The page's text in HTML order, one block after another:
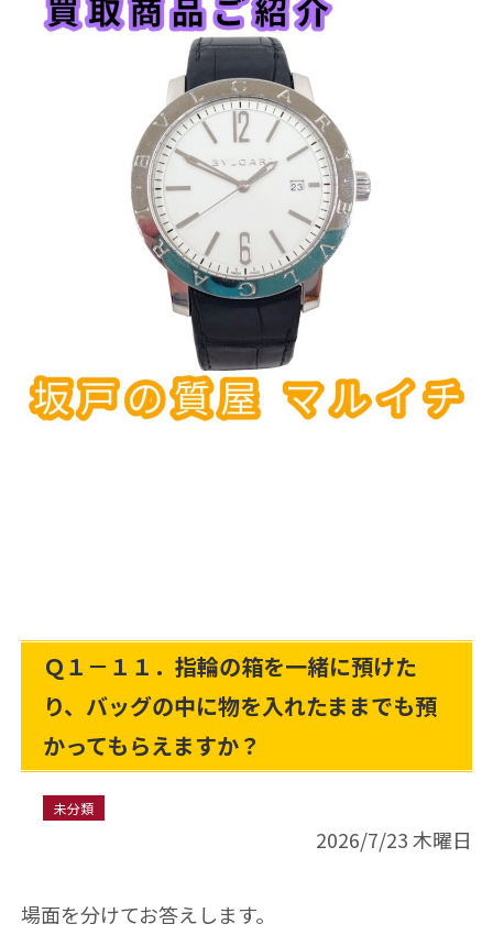
Ｑ１－１１．指輪の箱を一緒に預けた
り、バッグの中に物を入れたままでも預
かってもらえますか？
未分類
2026/7/23 木曜日
場面を分けてお答えします。